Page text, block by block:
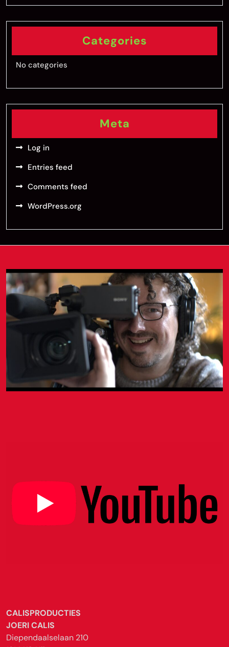
Categories
No categories
Meta
Log in
Entries feed
Comments feed
WordPress.org
CALISPRODUCTIES
JOERI CALIS
Diependaalselaan 210